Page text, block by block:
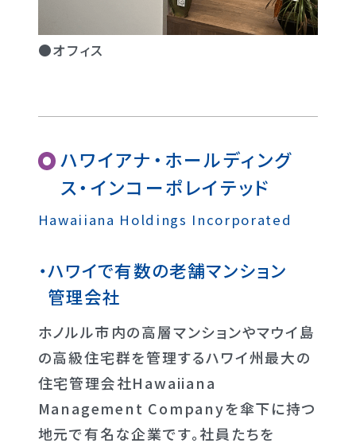
●オフィス
ハワイアナ・ホールディング
ス・インコーポレイテッド
Hawaiiana Holdings Incorporated
ハワイで有数の老舗マンション
管理会社
ホノルル市内の高層マンションやマウイ島
の高級住宅群を管理するハワイ州最大の
住宅管理会社Hawaiiana
Management Companyを傘下に持つ
地元で有名な企業です。社員たちを